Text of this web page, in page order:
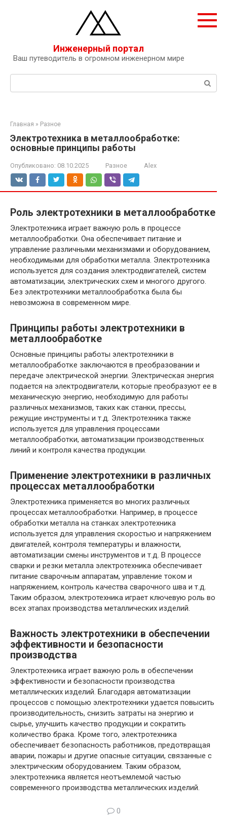
Инженерный портал
Ваш путеводитель в огромном инженерном мире
Поиск:
Главная » Разное
Электротехника в металлообработке:
основные принципы работы
Опубликовано: 08.10.2025 Разное Alex
Роль электротехники в металлообработке
Электротехника играет важную роль в процессе
металлообработки. Она обеспечивает питание и
управление различными механизмами и оборудованием,
необходимыми для обработки металла. Электротехника
используется для создания электродвигателей, систем
автоматизации, электрических схем и многого другого.
Без электротехники металлообработка была бы
невозможна в современном мире.
Принципы работы электротехники в
металлообработке
Основные принципы работы электротехники в
металлообработке заключаются в преобразовании и
передаче электрической энергии. Электрическая энергия
подается на электродвигатели, которые преобразуют ее в
механическую энергию, необходимую для работы
различных механизмов, таких как станки, прессы,
режущие инструменты и т.д. Электротехника также
используется для управления процессами
металлообработки, автоматизации производственных
линий и контроля качества продукции.
Применение электротехники в различных
процессах металлообработки
Электротехника применяется во многих различных
процессах металлообработки. Например, в процессе
обработки металла на станках электротехника
используется для управления скоростью и напряжением
двигателей, контроля температуры и влажности,
автоматизации смены инструментов и т.д. В процессе
сварки и резки металла электротехника обеспечивает
питание сварочным аппаратам, управление током и
напряжением, контроль качества сварочного шва и т.д.
Таким образом, электротехника играет ключевую роль во
всех этапах производства металлических изделий.
Важность электротехники в обеспечении
эффективности и безопасности
производства
Электротехника играет важную роль в обеспечении
эффективности и безопасности производства
металлических изделий. Благодаря автоматизации
процессов с помощью электротехники удается повысить
производительность, снизить затраты на энергию и
сырье, улучшить качество продукции и сократить
количество брака. Кроме того, электротехника
обеспечивает безопасность работников, предотвращая
аварии, пожары и другие опасные ситуации, связанные с
электрическим оборудованием. Таким образом,
электротехника является неотъемлемой частью
современного производства металлических изделий.
0